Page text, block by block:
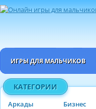
ИГРЫ ДЛЯ МАЛЬЧИКОВ
КАТЕГОРИИ
Аркады
Бизнес